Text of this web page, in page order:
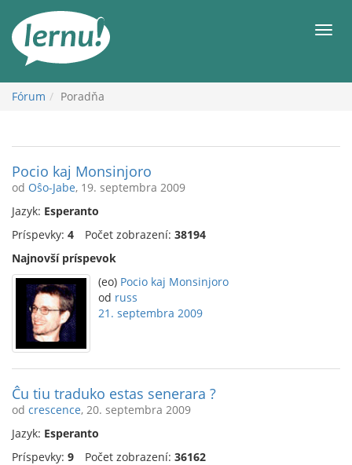
obsah
Fórum Poradňa
Pocio kaj Monsinjoro
od Oŝo-Jabe, 19. septembra 2009
Jazyk: Esperanto
Príspevky: 4 Počet zobrazení: 38194
Najnovší príspevok
(eo) Pocio kaj Monsinjoro
od russ
21. septembra 2009
Ĉu tiu traduko estas senerara ?
od crescence, 20. septembra 2009
Jazyk: Esperanto
Príspevky: 9 Počet zobrazení: 36162